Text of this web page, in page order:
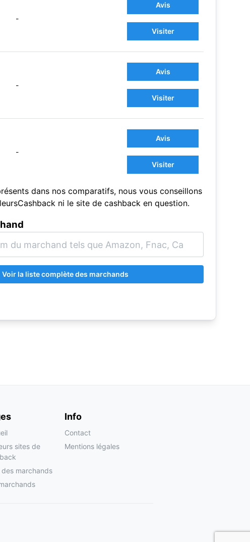
-
Avis
Visiter
-
Avis
Visiter
-
Avis
Visiter
dans nos comparatifs, nous vous conseillons
ni le site de cashback en question.
Voir la liste complète des marchands
sites de
des marchands
Info
Contact
Mentions légales